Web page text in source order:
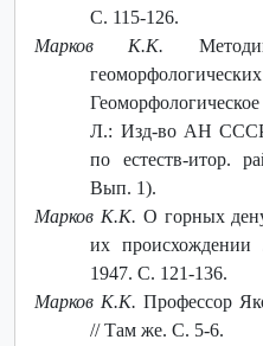
С. 115-126.
Марков К.К.
Л.: Изд-во АН
по естеств-итор.
Вып. 1).
Марков К.К. О горных
их
1947. С. 121-136.
Марков К.К. Профессор
// Там же. С. 5-6.